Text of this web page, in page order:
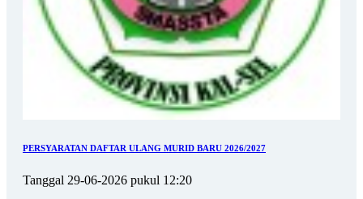
PERSYARATAN DAFTAR ULANG MURID BARU 2026/2027
Tanggal 29-06-2026 pukul 12:20